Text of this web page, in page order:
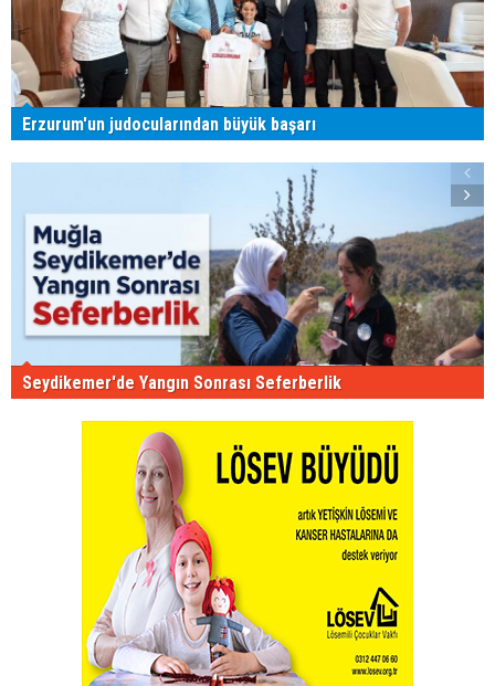
Erzurum'un judocularından büyük başarı
Seydikemer'de Yangın Sonrası Seferberlik